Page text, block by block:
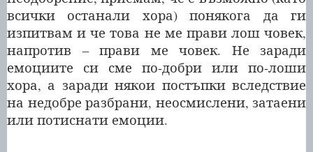
всички останали хора) понякога да ги
изпитвам и че това не ме прави лош човек,
напротив – прави ме човек. Не заради
емоциите си сме по-добри или по-лоши
хора, а заради някои постъпки вследствие
на недобре разбрани, неосмислени, затаени
или потиснати емоции.